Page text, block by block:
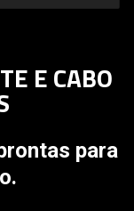
E CABO
para